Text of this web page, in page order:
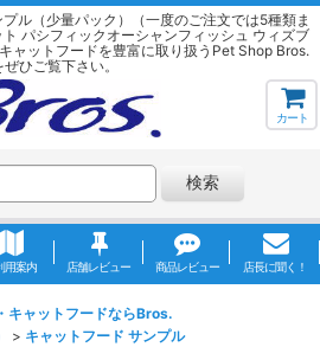
ル（少量パック）（一度のご注文では5種類ま
パシフィックオーシャンフィッシュ ウィズブ
ャットフードを豊富に取り扱うPet Shop Bros.
ぜひご覧下さい。
カート
検索
用案内 店舗レビュー 商品レビュー 店長に聞く！
キャットフードならBros.
> キャットフード サンプル